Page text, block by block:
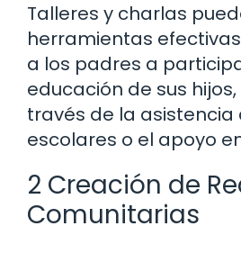
Talleres y charlas
herramientas
a los padres a
educación de sus
través de la asistencia
escolares o el apoyo
2 Creación de
Comunitarias